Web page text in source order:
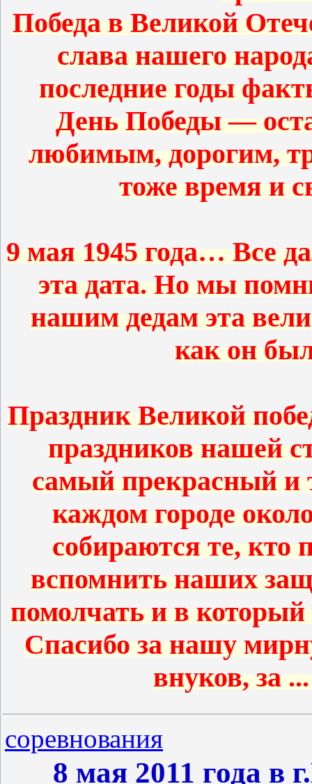
Победа в Великой
слава нашего
последние годы
День Победы —
любимым, дорогим,
тоже время и
9 мая 1945 года… Все
эта дата. Но мы
нашим дедам эта
как он
Праздник Великой
праздников нашей
самый прекрасный и
каждом городе
собираются те,
вспомнить наших
помолчать и в
Спасибо за нашу
внуков, за
соревнования
8 мая 2011 года в